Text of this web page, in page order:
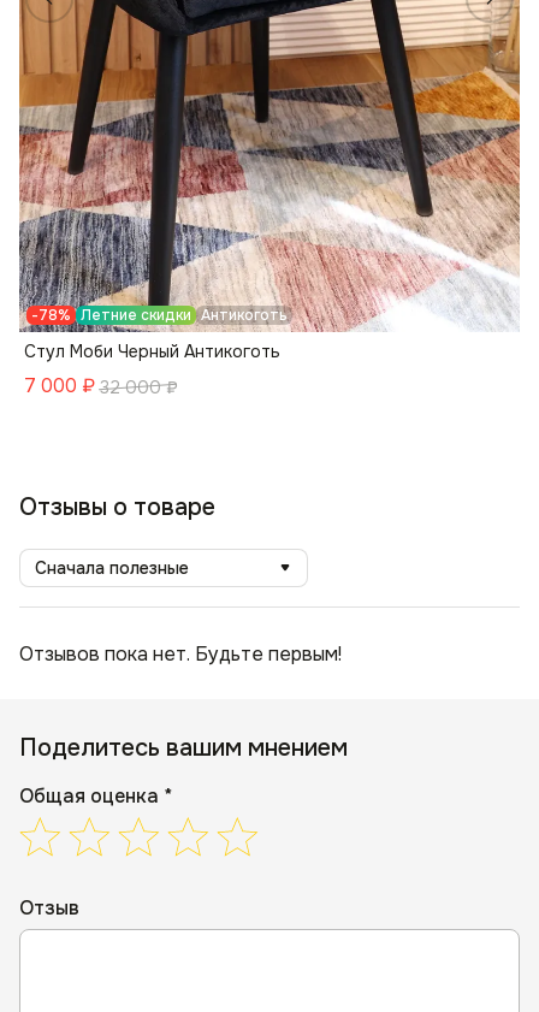
-78% Летние скидки Антикоготь
Стул Моби Черный Антикоготь
7 000 ₽ 32 000 ₽
Отзывы о товаре
Сначала полезные
Отзывов пока нет. Будьте первым!
Поделитесь вашим мнением
Общая оценка *
Отзыв